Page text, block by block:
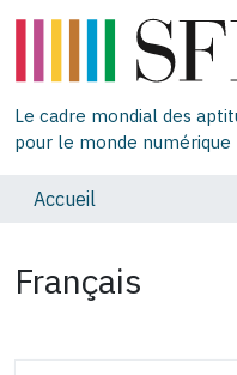
Le cadre mondial des
pour le monde numérique
Accueil
Français